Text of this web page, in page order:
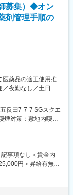
その月の20日以降
。基本的に希望を
相談させていただ
となるため、下記
。
場でご説明させてい
了したのちは、また
能ですし、医薬品
だくことも可能で
はもちろん、他事
実現できるのは、当
、専門知識は入社
。 社員の活躍事例
募集）◆オン
剤管理手順の
医薬品の適正使用推
／夜勤なし／土日祝
ジー領域）につい
疾患啓発や薬剤の
設（主に大学病
を院内で開催してい
設とのアポイント
反田7-7-7 SGスクエ
煙対策：敷地内喫煙
営業所住所：東京都
の定める事業所
事項なし＜賃金内
円＜昇給有無＞